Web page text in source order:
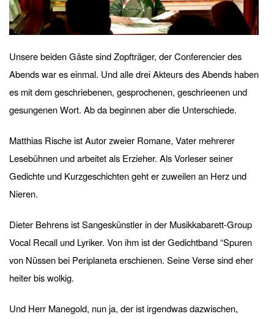
Unsere beiden Gäste sind Zopfträger, der Conferencier des
Abends war es einmal. Und alle drei Akteurs des Abends haben
es mit dem geschriebenen, gesprochenen, geschrieenen und
gesungenen Wort. Ab da beginnen aber die Unterschiede.
Matthias Rische ist Autor zweier Romane, Vater mehrerer
Lesebühnen und arbeitet als Erzieher. Als Vorleser seiner
Gedichte und Kurzgeschichten geht er zuweilen an Herz und
Nieren.
Dieter Behrens ist Sangeskünstler in der Musikkabarett-Group
Vocal Recall und Lyriker. Von ihm ist der Gedichtband “Spuren
von Nüssen bei Periplaneta erschienen. Seine Verse sind eher
heiter bis wolkig.
Und Herr Manegold, nun ja, der ist irgendwas dazwischen,